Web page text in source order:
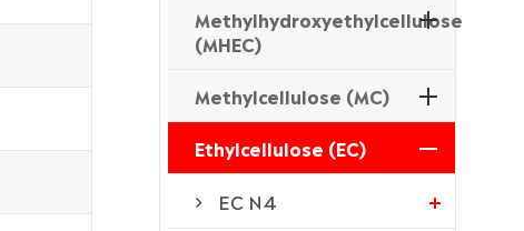
Methylhydroxyethylcellulose
(MHEC)
Methylcellulose (MC)
Ethylcellulose (EC)
EC N4